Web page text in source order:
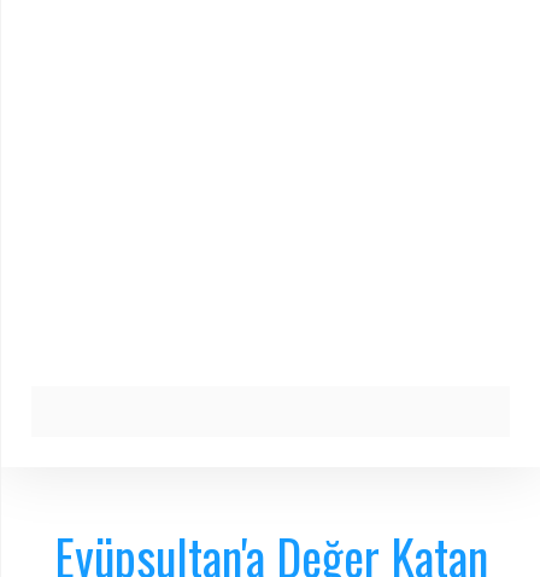
Eyüpsultan'a Değer Katan